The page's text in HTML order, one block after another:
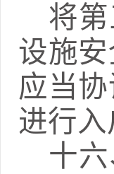
将
设施
应当
进行
十六